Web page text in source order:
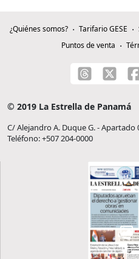
¿Quiénes somos? Tarifario GESE
Puntos de venta
© 2019 La Estrella de Panamá
C/ Alejandro A. Duque G. - Apartado
Teléfono: +507 204-0000